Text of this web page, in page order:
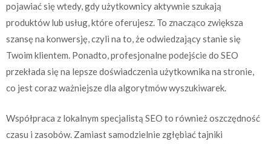
pojawiać się wtedy, gdy użytkownicy aktywnie szukają
produktów lub usług, które oferujesz. To znacząco zwiększa
szansę na konwersję, czyli na to, że odwiedzający stanie się
Twoim klientem. Ponadto, profesjonalne podejście do SEO
przekłada się na lepsze doświadczenia użytkownika na stronie,
co jest coraz ważniejsze dla algorytmów wyszukiwarek.
Współpraca z lokalnym specjalistą SEO to również oszczędność
czasu i zasobów. Zamiast samodzielnie zgłębiać tajniki